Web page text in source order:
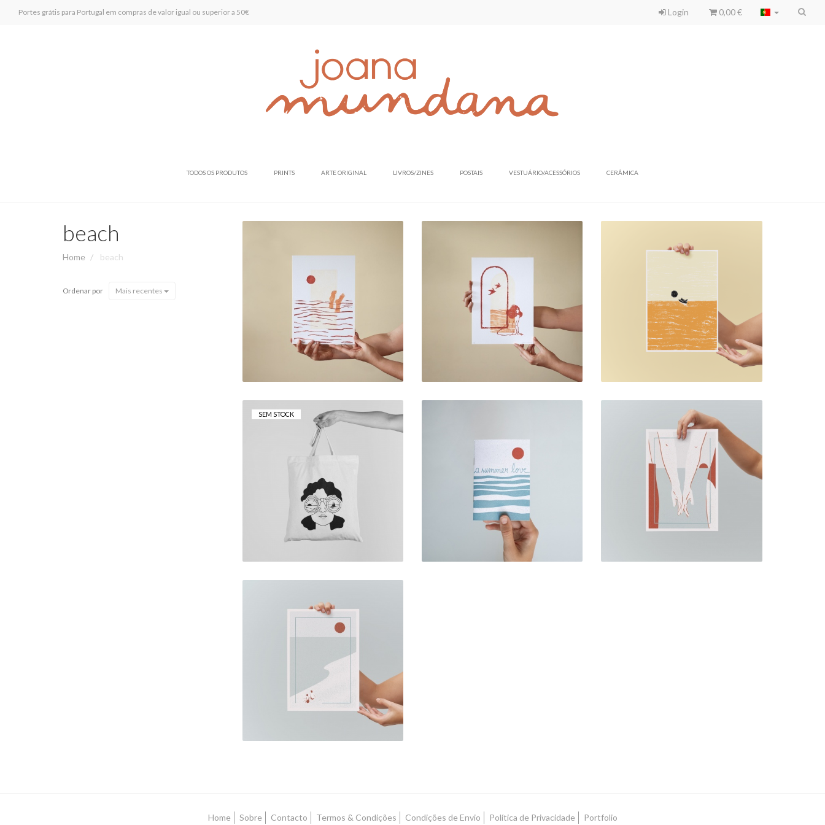
Portes grátis para Portugal em compras de valor igual ou superior a 50€ Login 0,00 €
TODOS OS PRODUTOS PRINTS ARTE ORIGINAL LIVROS/ZINES POSTAIS VESTUÁRIO/ACESSÓRIOS CERÂMICA
beach
Home beach
Ordenar por Mais recentes
"CHEIA DE MAR #4"
LINOGRAVURA
30,00 €
"CHEIA DE MAR #3"
LINOGRAVURA
30,00 €
"PARAR" PRINT
20,00 € — 25,00 €
SEM STOCK
15,00 €
"A SUMMER LOVE"
ZINE
5,00 €
"SUMMER LOVE III"
PRINT
15,00 € — 25,00 €
PRINT
15,00 € — 25,00 €
Home Sobre Contacto Termos & Condições Condições de Envio Política de Privacidade Portfolio